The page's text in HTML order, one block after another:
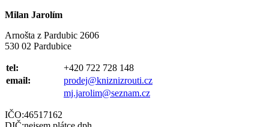
Milan Jarolím
Arnošta z Pardubic 2606
530 02 Pardubice
tel:
+420 722 728 148
email:
prodej@kniznizrouti.cz
mj.jarolim@seznam.cz
IČO:46517162